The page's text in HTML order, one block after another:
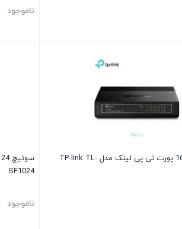
ناموجود
سوئیچ شبکه 16 پورت تی پی لینک مدل TP-link TL-
SF1024
ناموجود